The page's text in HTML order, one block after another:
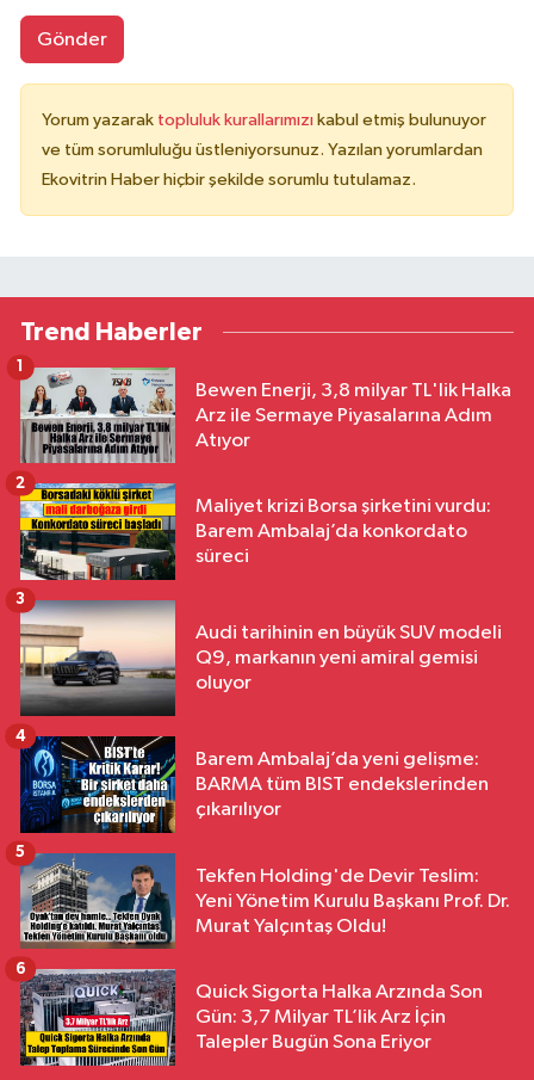
Gönder
Yorum yazarak topluluk kurallarımızı kabul etmiş bulunuyor
ve tüm sorumluluğu üstleniyorsunuz. Yazılan yorumlardan
Ekovitrin Haber hiçbir şekilde sorumlu tutulamaz.
Trend Haberler
Bewen Enerji, 3,8 milyar TL'lik Halka
Arz ile Sermaye Piyasalarına Adım
Atıyor
1
Maliyet krizi Borsa şirketini vurdu:
Barem Ambalaj’da konkordato
süreci
2
Audi tarihinin en büyük SUV modeli
Q9, markanın yeni amiral gemisi
oluyor
3
Barem Ambalaj’da yeni gelişme:
BARMA tüm BIST endekslerinden
çıkarılıyor
4
Tekfen Holding'de Devir Teslim:
Yeni Yönetim Kurulu Başkanı Prof. Dr.
Murat Yalçıntaş Oldu!
5
Quick Sigorta Halka Arzında Son
Gün: 3,7 Milyar TL’lik Arz İçin
Talepler Bugün Sona Eriyor
6